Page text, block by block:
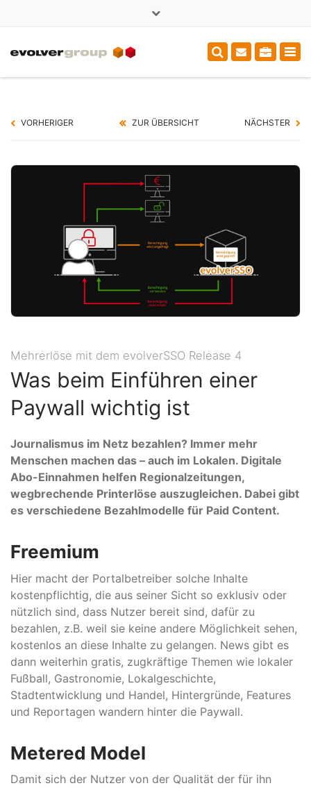
sales@evolver.de
VORHERIGER ZUR ÜBERSICHT NÄCHSTER
Mehrerlöse mit dem evolverSSO Release 4
Was beim Einführen einer
Paywall wichtig ist
Journalismus im Netz bezahlen? Immer mehr
Menschen machen das – auch im Lokalen. Digitale
Abo-Einnahmen helfen Regionalzeitungen,
wegbrechende Printerlöse auszugleichen. Dabei gibt
es verschiedene Bezahlmodelle für Paid Content.
Freemium
Hier macht der Portalbetreiber solche Inhalte
kostenpflichtig, die aus seiner Sicht so exklusiv oder
nützlich sind, dass Nutzer bereit sind, dafür zu
bezahlen, z.B. weil sie keine andere Möglichkeit sehen,
kostenlos an diese Inhalte zu gelangen. News gibt es
dann weiterhin gratis, zugkräftige Themen wie lokaler
Fußball, Gastronomie, Lokalgeschichte,
Stadtentwicklung und Handel, Hintergründe, Features
und Reportagen wandern hinter die Paywall.
Metered Model
Damit sich der Nutzer von der Qualität der für ihn